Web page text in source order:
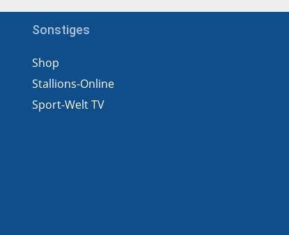
Sonstiges
Shop
Stallions-Online
Sport-Welt TV